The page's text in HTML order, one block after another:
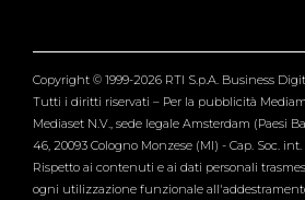
Verissimo
Copyright © 1999-2026 RTI S.p.A. Business
Tutti i diritti riservati – Per la pubblicità
Mediaset N.V., sede legale Amsterdam (Paesi
46, 20093 Cologno Monzese (MI) - Cap. Soc. int.
Rispetto ai contenuti e ai dati personali
ogni utilizzazione funzionale